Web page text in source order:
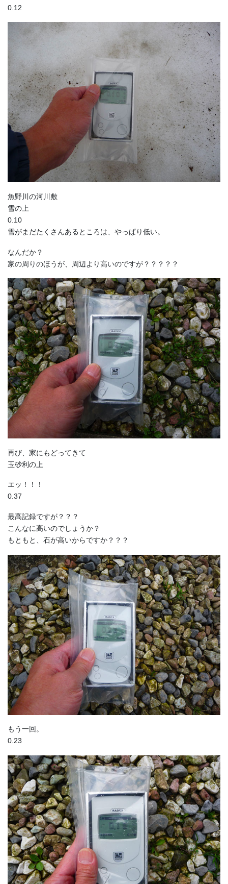
0.12
魚野川の河川敷
雪の上
0.10
雪がまだたくさんあるところは、やっぱり低い。
なんだか？
家の周りのほうが、周辺より高いのですが？？？？？
再び、家にもどってきて
玉砂利の上
エッ！！！
0.37
最高記録ですが？？？
こんなに高いのでしょうか？
もともと、石が高いからですか？？？
もう一回。
0.23